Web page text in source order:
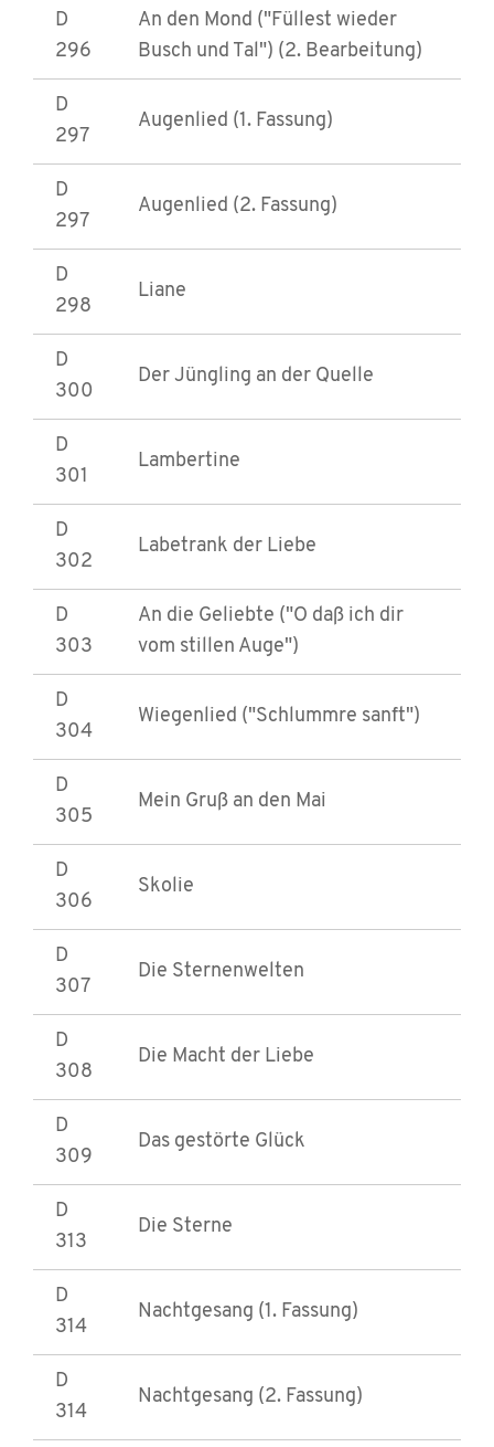
D
296
An den Mond ("Füllest wieder
Busch und Tal") (2. Bearbeitung)
D
297
Augenlied (1. Fassung)
D
297
Augenlied (2. Fassung)
D
298
Liane
D
300
Der Jüngling an der Quelle
D
301
Lambertine
D
302
Labetrank der Liebe
D
303
An die Geliebte ("O daß ich dir
vom stillen Auge")
D
304
Wiegenlied ("Schlummre sanft")
D
305
Mein Gruß an den Mai
D
306
Skolie
D
307
Die Sternenwelten
D
308
Die Macht der Liebe
D
309
Das gestörte Glück
D
313
Die Sterne
D
314
Nachtgesang (1. Fassung)
D
314
Nachtgesang (2. Fassung)